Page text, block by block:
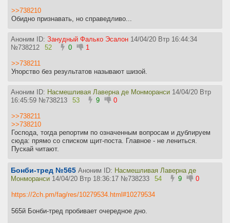
>>738210
Обидно признавать, но справедливо...
Аноним ID: Занудный Фалько Эсалон 14/04/20 Втр 16:44:34
№738212 52 0 1
>>738211
Упорство без результатов называют шизой.
Аноним ID: Насмешливая Лаверна де Монморанси 14/04/20 Втр
16:45:59 №738213 53 9 0
>>738211
>>738210
Господа, тогда репортим по означенным вопросам и дублируем
сюда: прямо со списком щит-поста. Главное - не лениться.
Пускай читают.
Бонби-тред №565 Аноним ID: Насмешливая Лаверна де
Монморанси 14/04/20 Втр 18:36:17 №738233 54 9 0
https://2ch.pm/fag/res/10279534.html#10279534
565й Бонби-тред пробивает очередное дно.